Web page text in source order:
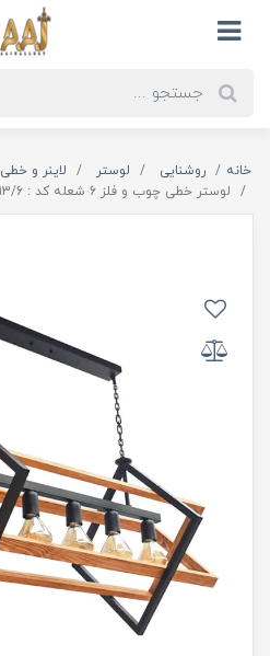
خانه روشنایی لوستر
لاینر و خطی
لوستر خطی چوب و فلز 6 شعله کد : CILm13/6